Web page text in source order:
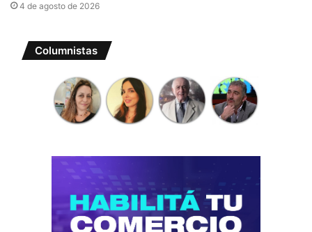
4 de agosto de 2026
Columnistas